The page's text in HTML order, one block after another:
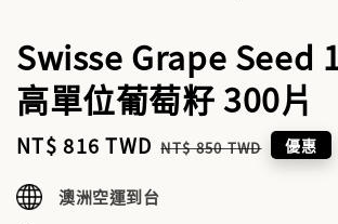
Swisse Grape Seed
高單位葡萄籽 300片
Sale
NT$ 816 TWD Regular
NT$ 850 TWD 優惠
澳洲空運到台